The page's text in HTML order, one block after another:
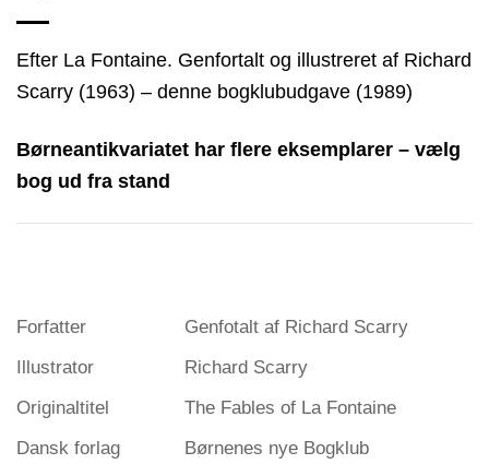
Efter La Fontaine. Genfortalt og illustreret af Richard
Scarry (1963) – denne bogklubudgave (1989)
Børneantikvariatet har flere eksemplarer – vælg
bog ud fra stand
Forfatter
Genfotalt af Richard Scarry
Illustrator
Richard Scarry
Originaltitel
The Fables of La Fontaine
Dansk forlag
Børnenes nye Bogklub